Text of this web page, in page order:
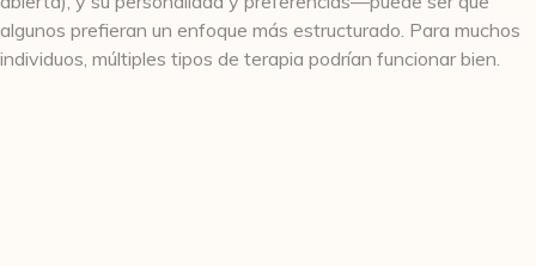
algunos prefieran un enfoque más estructurado. Para muchos
individuos, múltiples tipos de terapia podrían funcionar bien.